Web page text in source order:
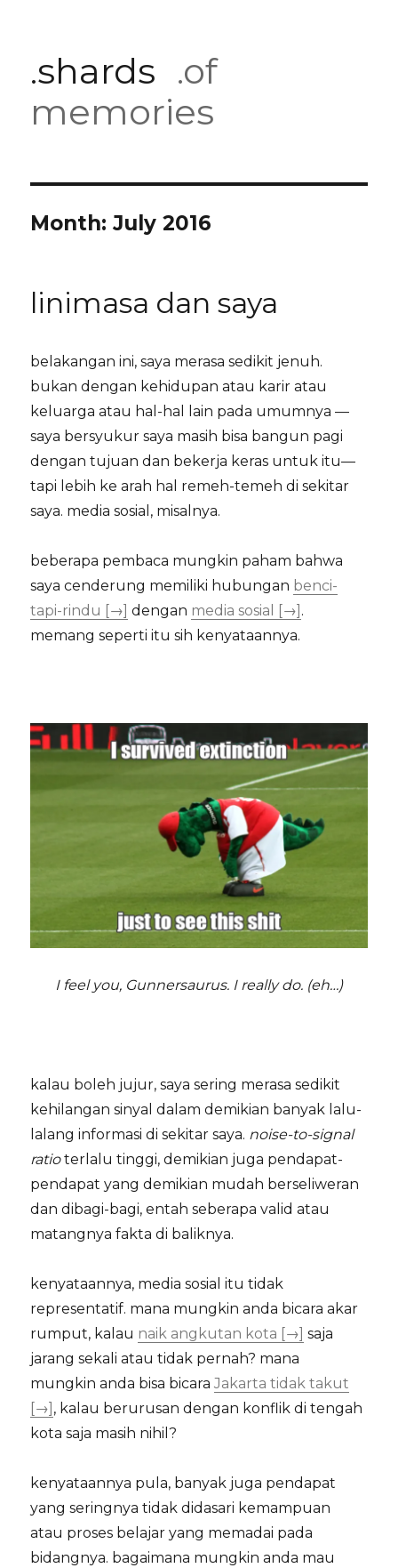
.shards .of
memories
Month:July 2016
linimasa dan saya
belakangan ini, saya merasa sedikit jenuh.
bukan dengan kehidupan atau karir atau
keluarga atau hal-hal lain pada umumnya —
saya bersyukur saya masih bisa bangun pagi
dengan tujuan dan bekerja keras untuk itu—
tapi lebih ke arah hal remeh-temeh di sekitar
saya. media sosial, misalnya.
beberapa pembaca mungkin paham bahwa
saya cenderung memiliki hubungan benci-
tapi-rindu [→] dengan media sosial [→] .
memang seperti itu sih kenyataannya.
I feel you, Gunnersaurus. I really do. (eh…)
kalau boleh jujur, saya sering merasa sedikit
kehilangan sinyal dalam demikian banyak lalu-
lalang informasi di sekitar saya. noise-to-signal
ratioterlalu tinggi, demikian juga pendapat-
pendapat yang demikian mudah berseliweran
dan dibagi-bagi, entah seberapa valid atau
matangnya fakta di baliknya.
kenyataannya, media sosial itu tidak
representatif. mana mungkin anda bicara akar
rumput, kalau naik angkutan kota [→] saja
jarang sekali atau tidak pernah? mana
mungkin anda bisa bicaraJakarta tidak takut
[→] , kalau berurusan dengan konflik di tengah
kota saja masih nihil?
kenyataannya pula, banyak juga pendapat
yang seringnya tidak didasari kemampuan
atau proses belajar yang memadai pada
bidangnya. bagaimana mungkin anda mau